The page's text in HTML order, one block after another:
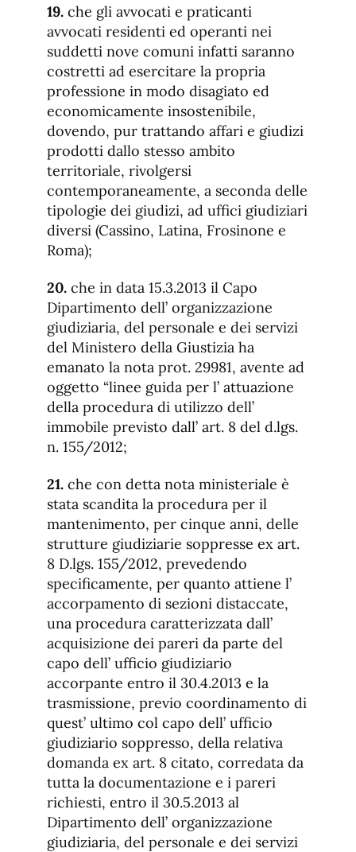
19. che gli avvocati e praticanti
avvocati residenti ed operanti nei
suddetti nove comuni infatti saranno
costretti ad esercitare la propria
professione in modo disagiato ed
economicamente insostenibile,
dovendo, pur trattando affari e giudizi
prodotti dallo stesso ambito
territoriale, rivolgersi
contemporaneamente, a seconda delle
tipologie dei giudizi, ad uffici giudiziari
diversi (Cassino, Latina, Frosinone e
Roma);
20. che in data 15.3.2013 il Capo
Dipartimento dell’ organizzazione
giudiziaria, del personale e dei servizi
del Ministero della Giustizia ha
emanato la nota prot. 29981, avente ad
oggetto “linee guida per l’ attuazione
della procedura di utilizzo dell’
immobile previsto dall’ art. 8 del d.lgs.
n. 155/2012;
21. che con detta nota ministeriale è
stata scandita la procedura per il
mantenimento, per cinque anni, delle
strutture giudiziarie soppresse ex art.
8 D.lgs. 155/2012, prevedendo
specificamente, per quanto attiene l’
accorpamento di sezioni distaccate,
una procedura caratterizzata dall’
acquisizione dei pareri da parte del
capo dell’ ufficio giudiziario
accorpante entro il 30.4.2013 e la
trasmissione, previo coordinamento di
quest’ ultimo col capo dell’ ufficio
giudiziario soppresso, della relativa
domanda ex art. 8 citato, corredata da
tutta la documentazione e i pareri
richiesti, entro il 30.5.2013 al
Dipartimento dell’ organizzazione
giudiziaria, del personale e dei servizi